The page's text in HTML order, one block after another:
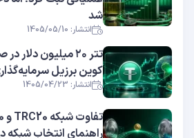
شد
انتشار: 1405/05/10
تتر ۲۰ میلیون
کوین برزیل
انتشار: 1405/04/23
راهنمای انتخاب شبکه